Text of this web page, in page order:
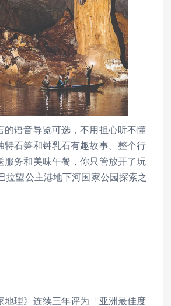
的语音导览可选，不用担心听不懂
特石笋和钟乳石有趣故事。整个行
服务和美味午餐，你只管放开了玩
拉望公主港地下河国家公园探索之
地理》连续三年评为「亚洲最佳度